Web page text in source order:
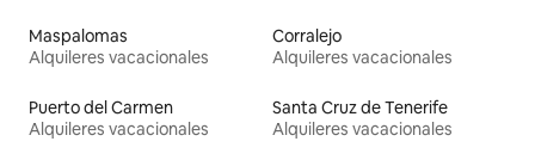
Maspalomas
Alquileres vacacionales
Corralejo
Alquileres vacacionales
Puerto del Carmen
Alquileres vacacionales
Santa Cruz de Tenerife
Alquileres vacacionales